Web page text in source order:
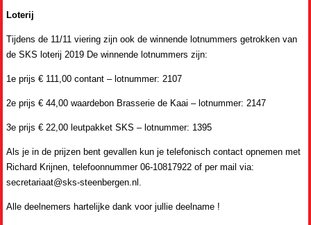
Loterij
Tijdens de 11/11 viering zijn ook de winnende lotnummers getrokken van
de SKS loterij 2019 De winnende lotnummers zijn:
1e prijs € 111,00 contant – lotnummer: 2107
2e prijs € 44,00 waardebon Brasserie de Kaai – lotnummer: 2147
3e prijs € 22,00 leutpakket SKS – lotnummer: 1395
Als je in de prijzen bent gevallen kun je telefonisch contact opnemen met
Richard Krijnen, telefoonnummer 06-10817922 of per mail via:
secretariaat@sks-steenbergen.nl.
Alle deelnemers hartelijke dank voor jullie deelname !